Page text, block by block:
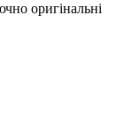
оригінальні